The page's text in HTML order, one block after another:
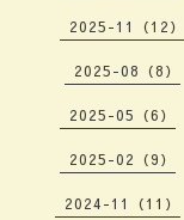
2025-11（12）
2025-08（8）
2025-05（6）
2025-02（9）
2024-11（11）